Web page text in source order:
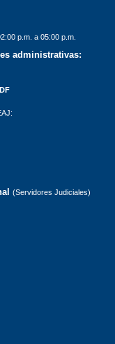
p.m. a 05:00 p.m.
administrativas:
(Servidores Judiciales)